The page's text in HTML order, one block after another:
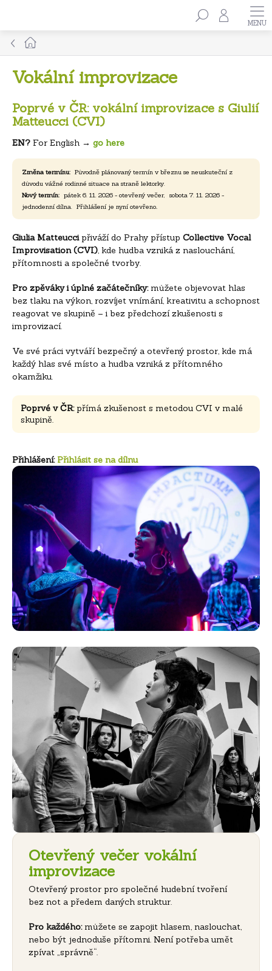
Hledat
Domů
Vokální improvizace
Poprvé v ČR: vokální improvizace s Giulií
Matteucci (CVI)
EN? For English → go here
Změna termínu: Původně plánovaný termín v březnu se neuskuteční z
důvodu vážné rodinné situace na straně lektorky.
Nový termín: pátek 6. 11. 2026 - otevřený večer, sobota 7. 11. 2026 -
jednodenní dílna. Přihlášení je nyní otevřeno.
Giulia Matteuccipřiváží do Prahy přístup Collective Vocal
Improvisation (CVI), kde hudba vzniká z naslouchání,
přítomnosti a společné tvorby.
Pro zpěváky i úplné začátečníky:můžete objevovat hlas
bez tlaku na výkon, rozvíjet vnímání, kreativitu a schopnost
reagovat ve skupině – i bez předchozí zkušenosti s
improvizací.
Ve své práci vytváří bezpečný a otevřený prostor, kde má
každý hlas své místo a hudba vzniká z přítomného
okamžiku.
Poprvé v ČR:přímá zkušenost s metodou CVI v malé
skupině.
Přihlášení: Přihlásit se na dílnu
Otevřený večer vokální
improvizace
Otevřený prostor pro společné hudební tvoření
bez not a předem daných struktur.
Pro každého:můžete se zapojit hlasem, naslouchat,
nebo být jednoduše přítomni. Není potřeba umět
zpívat „správně“.